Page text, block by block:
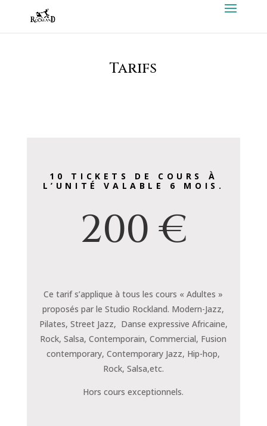
Tarifs
10 TICKETS DE COURS À
L’UNITÉ VALABLE 6 MOIS.
200 €
Ce tarif s’applique à tous les cours « Adultes »
proposés par le Studio Rockland. Modern-Jazz,
Pilates, Street Jazz, Danse expressive Africaine,
Rock, Salsa, Contemporain, Commercial, Fusion
contemporary, Contemporary Jazz, Hip-hop,
Rock, Salsa,etc.
Hors cours exceptionnels.